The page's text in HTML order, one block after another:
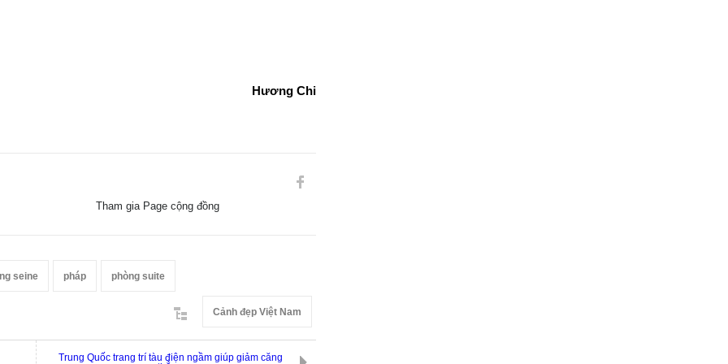
Hương Chi
Tham gia Page cộng đồng
seine pháp phòng suite
Cảnh đẹp Việt Nam
Trung Quốc trang trí tàu điện ngầm giúp giảm căng